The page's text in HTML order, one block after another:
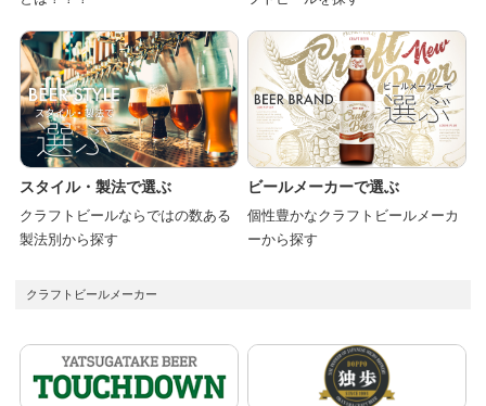
スタイル・製法で選ぶ
クラフトビールならではの数ある
製法別から探す
ビールメーカーで選ぶ
個性豊かなクラフトビールメーカ
ーから探す
クラフトビールメーカー